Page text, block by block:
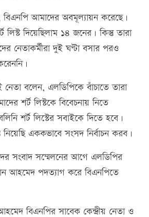
আমাদের অবমূল্যায়ন করেছে।
দিয়েছিলাম ১৪ জনের। কিন্তু তারা
নেতাকর্মীরা দুই ঘণ্টা বসার পরও
বলেন, এলডিপিকে বাঁচাতে তারা
শর্ট লিস্টকে বিবেচনায় নিতে
শর্ট লিস্টের সবাইকে দিতে হবে।
নিয়েছি এককভাবে সংসদ নির্বাচন করব।
সংবাদ সম্মেলনের আগে এলডিপির
আহমেদ পদত্যাগ করে বিএনপিতে
বিএনপির সাবেক কেন্দ্রীয় নেতা ও